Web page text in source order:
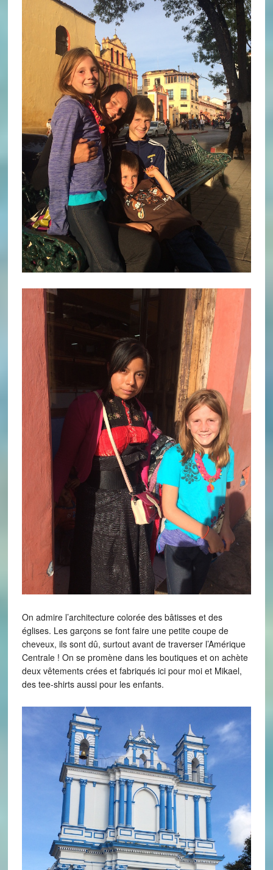
On admire l’architecture colorée des bâtisses et des
églises. Les garçons se font faire une petite coupe de
cheveux, ils sont dû, surtout avant de traverser l’Amérique
Centrale ! On se promène dans les boutiques et on achète
deux vêtements crées et fabriqués ici pour moi et Mikael,
des tee-shirts aussi pour les enfants.